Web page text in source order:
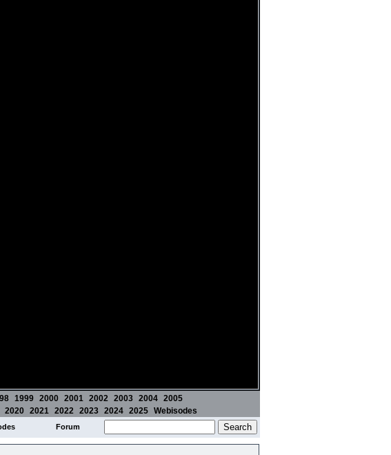
1999 2000 2001 2002 2003 2004 2005
2020 2021 2022 2023 2024 2025 Webisodes
Forum